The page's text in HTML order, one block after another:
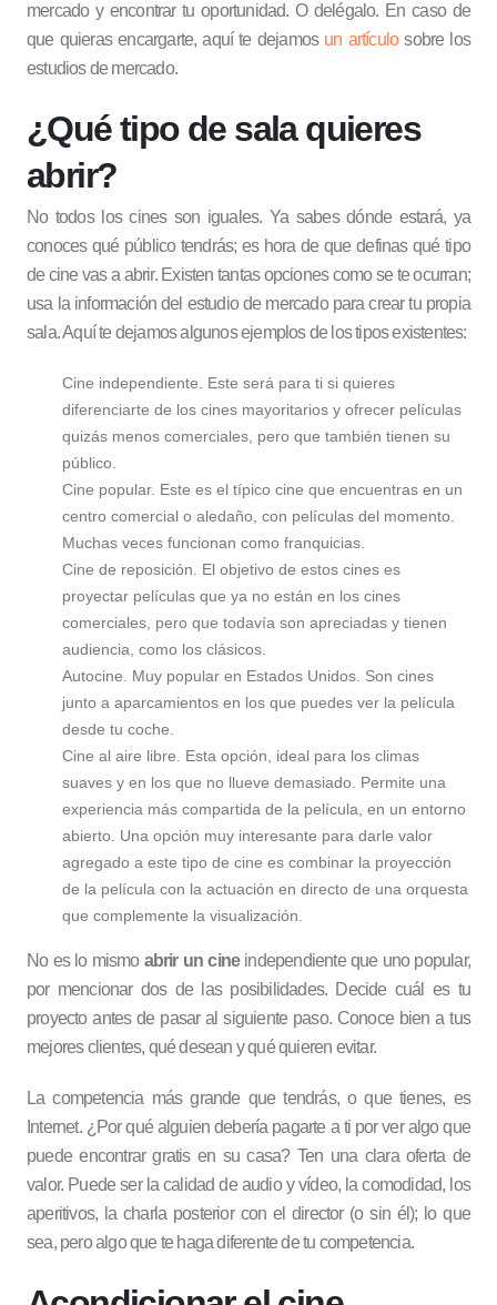
mercado y encontrar tu oportunidad. O delégalo. En caso de
que quieras encargarte, aquí te dejamos un artículosobre los
estudios de mercado.
¿Qué tipo de sala quieres
abrir?
No todos los cines son iguales. Ya sabes dónde estará, ya
conoces qué público tendrás; es hora de que definas qué tipo
de cine vas a abrir. Existen tantas opciones como se te ocurran;
usa la información del estudio de mercado para crear tu propia
sala. Aquí te dejamos algunos ejemplos de los tipos existentes:
Cine independiente. Este será para ti si quieres
diferenciarte de los cines mayoritarios y ofrecer películas
quizás menos comerciales, pero que también tienen su
público.
Cine popular. Este es el típico cine que encuentras en un
centro comercial o aledaño, con películas del momento.
Muchas veces funcionan como franquicias.
Cine de reposición. El objetivo de estos cines es
proyectar películas que ya no están en los cines
comerciales, pero que todavía son apreciadas y tienen
audiencia, como los clásicos.
Autocine. Muy popular en Estados Unidos. Son cines
junto a aparcamientos en los que puedes ver la película
desde tu coche.
Cine al aire libre. Esta opción, ideal para los climas
suaves y en los que no llueve demasiado. Permite una
experiencia más compartida de la película, en un entorno
abierto. Una opción muy interesante para darle valor
agregado a este tipo de cine es combinar la proyección
de la película con la actuación en directo de una orquesta
que complemente la visualización.
No es lo mismoabrir un cineindependiente que uno popular,
por mencionar dos de las posibilidades. Decide cuál es tu
proyecto antes de pasar al siguiente paso. Conoce bien a tus
mejores clientes, qué desean y qué quieren evitar.
La competencia más grande que tendrás, o que tienes, es
Internet. ¿Por qué alguien debería pagarte a ti por ver algo que
puede encontrar gratis en su casa? Ten una clara oferta de
valor. Puede ser la calidad de audio y vídeo, la comodidad, los
aperitivos, la charla posterior con el director (o sin él); lo que
sea, pero algo que te haga diferente de tu competencia.